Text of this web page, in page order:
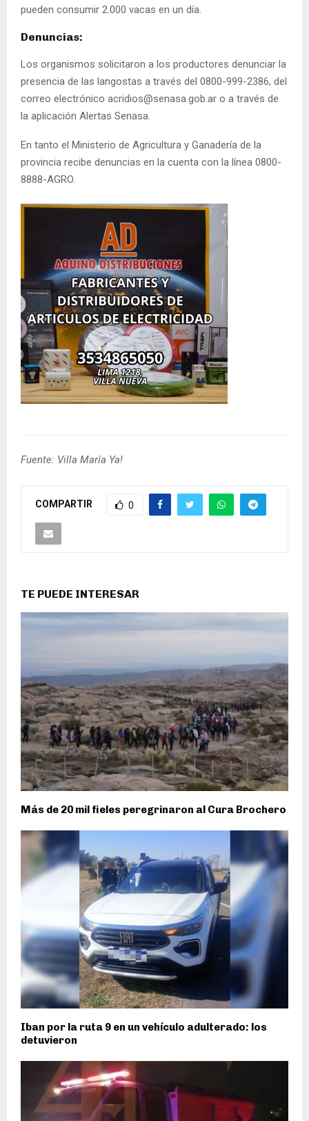
pueden consumir 2.000 vacas en un día.
Denuncias:
Los organismos solicitaron a los productores denunciar la
presencia de las langostas a través del 0800-999-2386, del
correo electrónico acridios@senasa.gob.ar o a través de
la aplicación Alertas Senasa.
En tanto el Ministerio de Agricultura y Ganadería de la
provincia recibe denuncias en la cuenta con la línea 0800-
8888-AGRO.
Fuente: Villa María Ya!
COMPARTIR 0
TE PUEDE INTERESAR
Más de 20 mil fieles peregrinaron al Cura Brochero
Iban por la ruta 9 en un vehículo adulterado: los
detuvieron